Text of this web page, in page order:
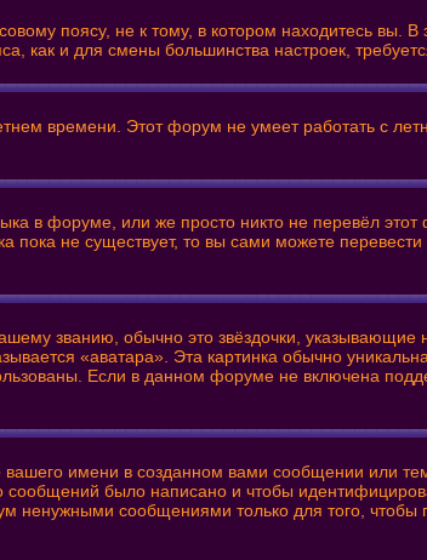
поясу, не к тому, в котором находитесь вы. В
как и для смены большинства настроек,
времени. Этот форум не умеет работать с
в форуме, или же просто никто не перевёл
пока не существует, то вы сами можете
званию, обычно это звёздочки,
«аватара». Эта картинка обычно
Если в данном форуме не включена
имени в созданном вами сообщении или
сообщений было написано и чтобы
ненужными сообщениями только для того,